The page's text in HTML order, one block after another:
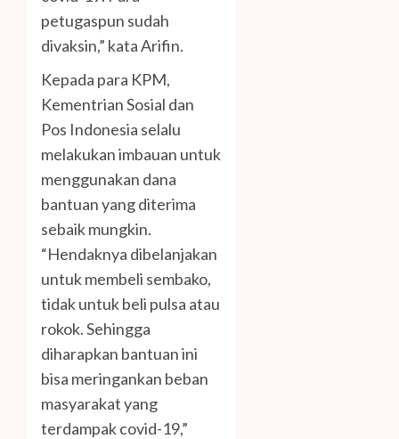
petugaspun sudah
divaksin,” kata Arifin.
Kepada para KPM,
Kementrian Sosial dan
Pos Indonesia selalu
melakukan imbauan untuk
menggunakan dana
bantuan yang diterima
sebaik mungkin.
“Hendaknya dibelanjakan
untuk membeli sembako,
tidak untuk beli pulsa atau
rokok. Sehingga
diharapkan bantuan ini
bisa meringankan beban
masyarakat yang
terdampak covid-19,”